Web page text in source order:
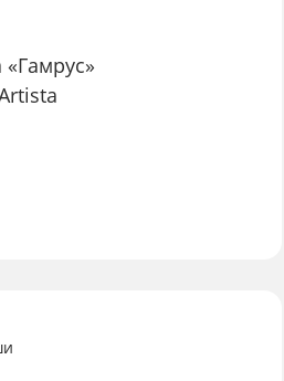
«Гамрус»